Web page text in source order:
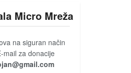
Micro Mreža
na siguran način
mail za donacije